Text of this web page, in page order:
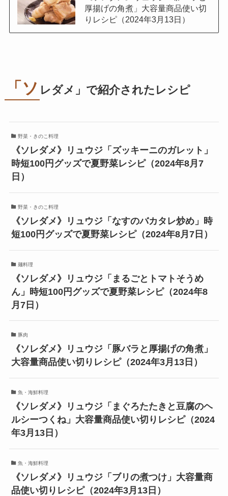
厚揚げの角煮」大容量商品使い切
りレシピ（2024年3月13日）
「ソ レダメ」で紹介されたレシピ
野菜・きのこ料理
《ソレダメ》リュウジ「ズッキーニのガレット」
時短100円グッズで夏野菜レシピ（2024年8月7
日）
野菜・きのこ料理
《ソレダメ》リュウジ「なすのバカタレ炒め」時
短100円グッズで夏野菜レシピ（2024年8月7日）
麺料理
《ソレダメ》リュウジ「まるごとトマトそうめ
ん」時短100円グッズで夏野菜レシピ（2024年8
月7日）
豚肉
《ソレダメ》リュウジ「豚バラと厚揚げの角煮」
大容量商品使い切りレシピ（2024年3月13日）
魚・海鮮料理
《ソレダメ》リュウジ「まぐろたたきと豆腐のヘ
ルシーつくね」大容量商品使い切りレシピ（2024
年3月13日）
魚・海鮮料理
《ソレダメ》リュウジ「ブリの煮つけ」大容量商
品使い切りレシピ（2024年3月13日）